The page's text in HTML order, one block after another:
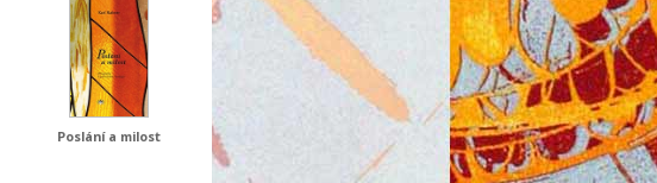
Poslání a milost